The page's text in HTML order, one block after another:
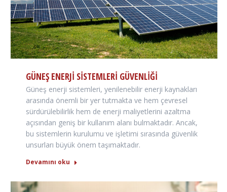
GÜNEŞ ENERJI SISTEMLERI GÜVENLIĞI
Güneş enerji sistemleri, yenilenebilir enerji kaynakları
arasında önemli bir yer tutmakta ve hem çevresel
sürdürülebilirlik hem de enerji maliyetlerini azaltma
açısından geniş bir kullanım alanı bulmaktadır. Ancak,
bu sistemlerin kurulumu ve işletimi sırasında güvenlik
unsurları büyük önem taşımaktadır.
Devamını oku